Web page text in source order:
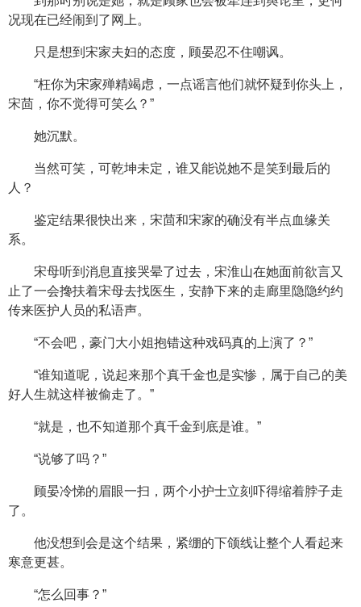
况现在已经闹到了网上。
只是想到宋家夫妇的态度，顾晏忍不住嘲讽。
“枉你为宋家殚精竭虑，一点谣言他们就怀疑到你头上，
宋茴，你不觉得可笑么？”
她沉默。
当然可笑，可乾坤未定，谁又能说她不是笑到最后的
人？
鉴定结果很快出来，宋茴和宋家的确没有半点血缘关
系。
宋母听到消息直接哭晕了过去，宋淮山在她面前欲言又
止了一会搀扶着宋母去找医生，安静下来的走廊里隐隐约约
传来医护人员的私语声。
“不会吧，豪门大小姐抱错这种戏码真的上演了？”
“谁知道呢，说起来那个真千金也是实惨，属于自己的美
好人生就这样被偷走了。”
“就是，也不知道那个真千金到底是谁。”
“说够了吗？”
顾晏冷悌的眉眼一扫，两个小护士立刻吓得缩着脖子走
了。
他没想到会是这个结果，紧绷的下颌线让整个人看起来
寒意更甚。
“怎么回事？”